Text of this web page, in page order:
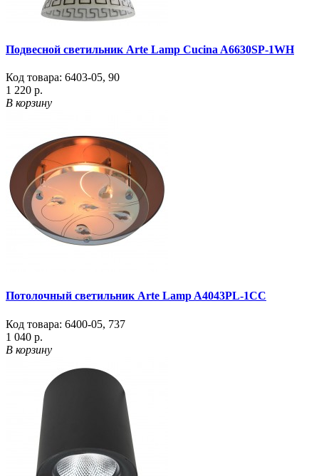
Подвесной светильник Arte Lamp Cucina A6630SP-1WH
Код товара: 6403-05, 90
1 220 р.
В корзину
Потолочный светильник Arte Lamp A4043PL-1CC
Код товара: 6400-05, 737
1 040 р.
В корзину